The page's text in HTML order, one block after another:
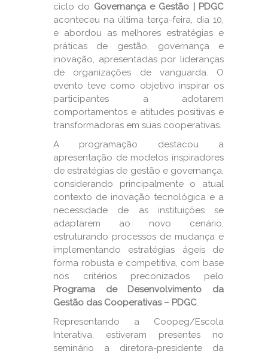
ciclo do Governança e Gestão | PDGC
aconteceu na última terça-feira, dia 10,
e abordou as melhores estratégias e
práticas de gestão, governança e
inovação, apresentadas por lideranças
de organizações de vanguarda. O
evento teve como objetivo inspirar os
participantes a adotarem
comportamentos e atitudes positivas e
transformadoras em suas cooperativas.
A programação destacou a
apresentação de modelos inspiradores
de estratégias de gestão e governança,
considerando principalmente o atual
contexto de inovação tecnológica e a
necessidade de as instituições se
adaptarem ao novo cenário,
estruturando processos de mudança e
implementando estratégias ágeis de
forma robusta e competitiva, com base
nos critérios preconizados pelo
Programa de Desenvolvimento da
Gestão das Cooperativas– PDGC.
Representando a Coopeg/Escola
Interativa, estiveram presentes no
seminário a diretora-presidente da